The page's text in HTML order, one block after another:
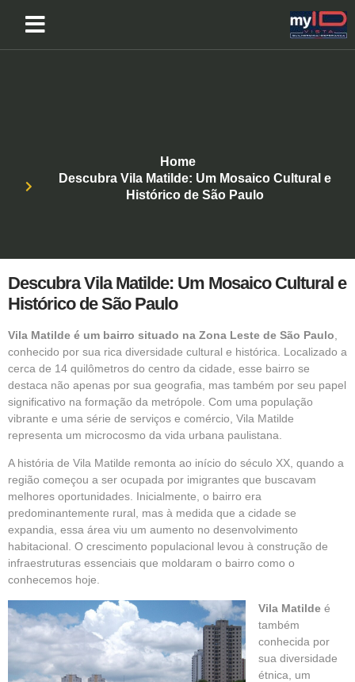
Home
Descubra Vila Matilde: Um Mosaico Cultural e
Histórico de São Paulo
Descubra Vila Matilde: Um Mosaico Cultural e
Histórico de São Paulo
Vila Matilde é um bairro situado na Zona Leste de São Paulo
conhecido por sua rica diversidade cultural e histórica. Localizado a
cerca de 14 quilômetros do centro da cidade, esse bairro se
destaca não apenas por sua geografia, mas também por seu papel
significativo na formação da metrópole. Com uma população
vibrante e uma série de serviços e comércio, Vila Matilde
representa um microcosmo da vida urbana paulistana.
A história de Vila Matilde remonta ao início do século XX, quando a
região começou a ser ocupada por imigrantes que buscavam
melhores oportunidades. Inicialmente, o bairro era
predominantemente rural, mas à medida que a cidade se
expandia, essa área viu um aumento no desenvolvimento
habitacional. O crescimento populacional levou à construção de
infraestruturas essenciais que moldaram o bairro como o
conhecemos hoje.
Vila Matilde é
também
conhecida por
sua diversidade
étnica, um